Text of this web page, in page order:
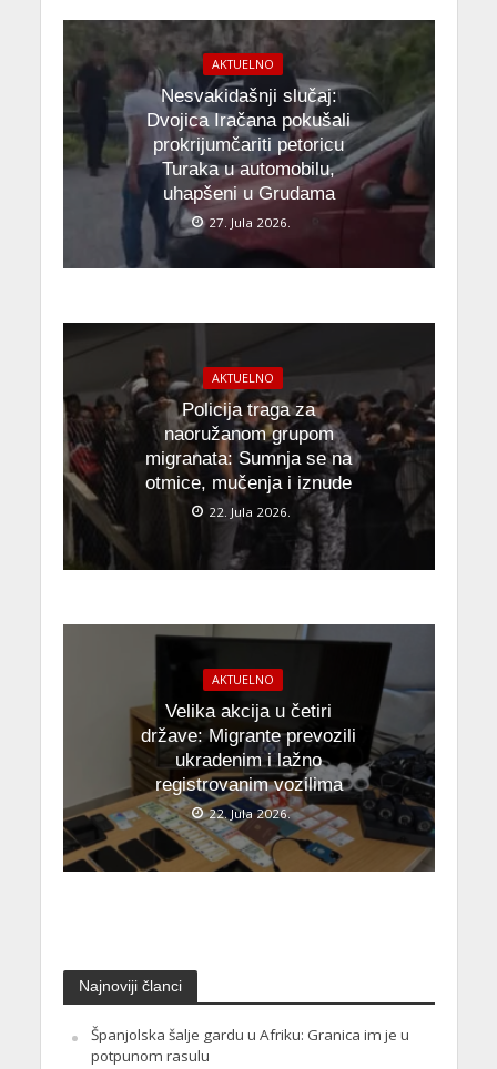
AKTUELNO
Nesvakidašnji slučaj:
Dvojica Iračana pokušali
prokrijumčariti petoricu
Turaka u automobilu,
uhapšeni u Grudama
27. Jula 2026.
AKTUELNO
Policija traga za
naoružanom grupom
migranata: Sumnja se na
otmice, mučenja i iznude
22. Jula 2026.
AKTUELNO
Velika akcija u četiri
države: Migrante prevozili
ukradenim i lažno
registrovanim vozilima
22. Jula 2026.
Najnoviji članci
Španjolska šalje gardu u Afriku: Granica im je u
potpunom rasulu